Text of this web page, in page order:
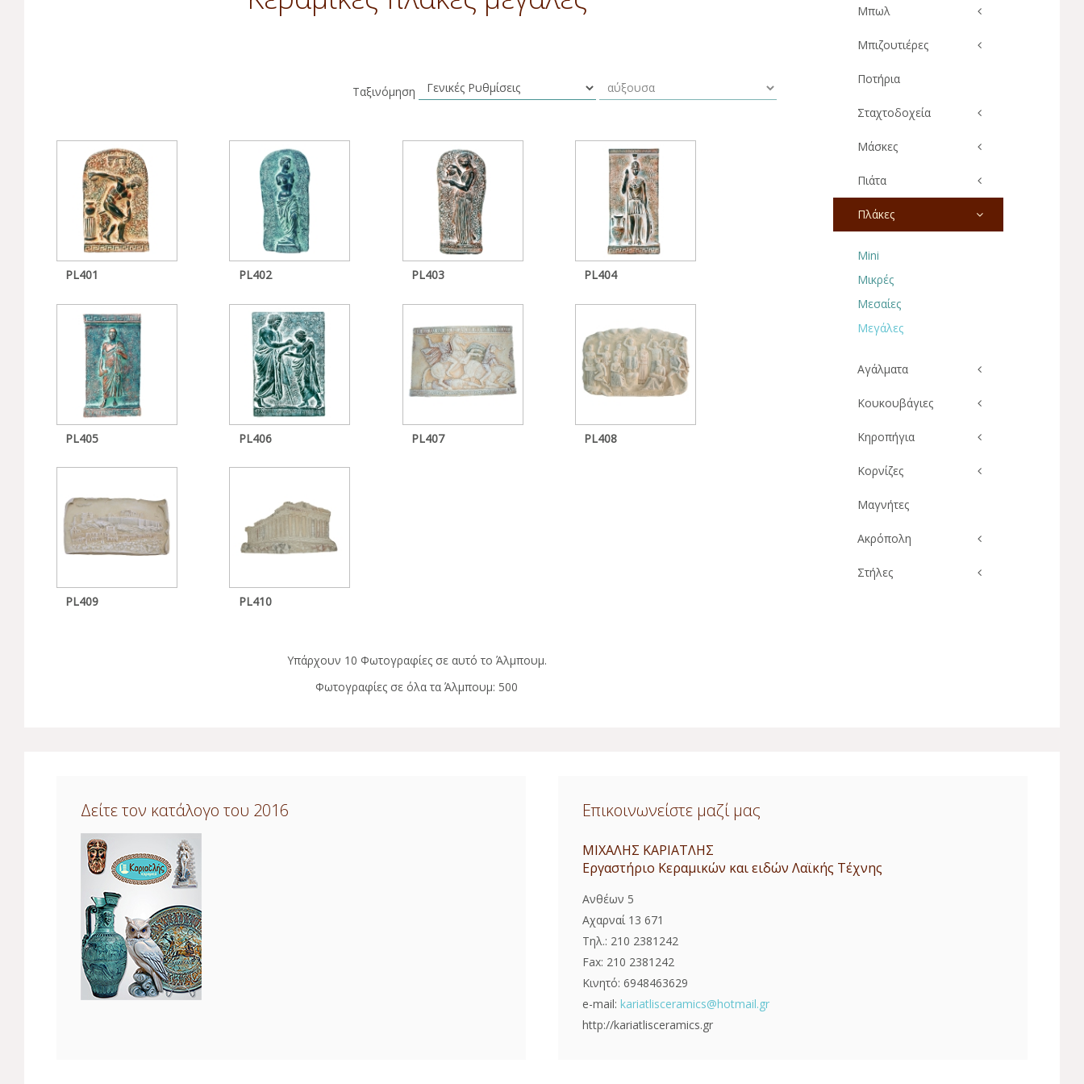
Ταξινόμηση
PL401 PL402 PL403 PL404
PL405 PL406 PL407 PL408
PL409 PL410
Υπάρχουν 10 Φωτογραφίες σε αυτό το Άλμπουμ.
Φωτογραφίες σε όλα τα Άλμπουμ: 500
Μπωλ
Μπιζουτιέρες
Ποτήρια
Σταχτοδοχεία
Μάσκες
Πιάτα
Πλάκες
Mini
Μικρές
Μεσαίες
Μεγάλες
Αγάλματα
Κουκουβάγιες
Κηροπήγια
Κορνίζες
Μαγνήτες
Ακρόπολη
Στήλες
Δείτε τον κατάλογο του 2016 Επικοινωνείστε μαζί μας
ΜΙΧΑΛΗΣ ΚΑΡΙΑΤΛΗΣ
Εργαστήριο Κεραμικών και ειδών Λαϊκής Τέχνης
Ανθέων 5
Αχαρναί 13 671
Τηλ.: 210 2381242
Fax: 210 2381242
Κινητό: 6948463629
e-mail: kariatlisceramics@hotmail.gr
http://kariatlisceramics.gr